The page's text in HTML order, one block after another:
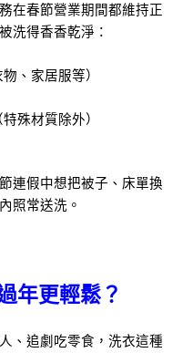
在春節營業期間都維持正
洗得香香乾淨：
、家居服等）
殊材質除外）
連假中想把被子、床單換
照常送洗。
年更輕鬆？
、追劇吃零食，洗衣這種